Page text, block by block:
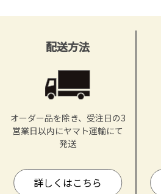
配送方法
オーダー品を除き、受注日の3
営業日以内にヤマト運輸にて
発送
詳しくはこちら